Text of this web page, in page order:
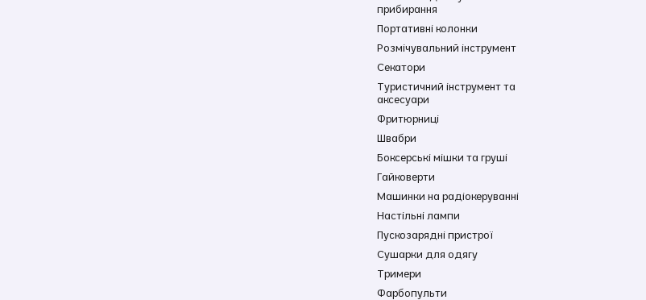
прибирання
Портативні колонки
Розмічувальний інструмент
Секатори
Туристичний інструмент та
аксесуари
Фритюрниці
Швабри
Боксерські мішки та груші
Гайковерти
Машинки на радіокеруванні
Настільні лампи
Пускозарядні пристрої
Сушарки для одягу
Тримери
Фарбопульти